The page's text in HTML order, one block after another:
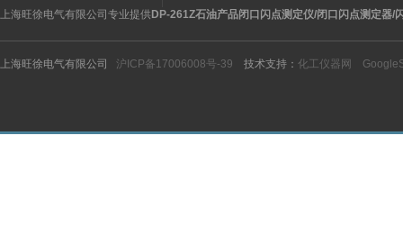
紧力测试仪
测试仪/精度传感
上海旺徐电气有限公司专业提供DP-261Z石油产品闭口闪点测定仪/闭口闪点测定器/
上海旺徐电气有限公司 沪ICP备17006008号-39 技术支持： 化工仪器网